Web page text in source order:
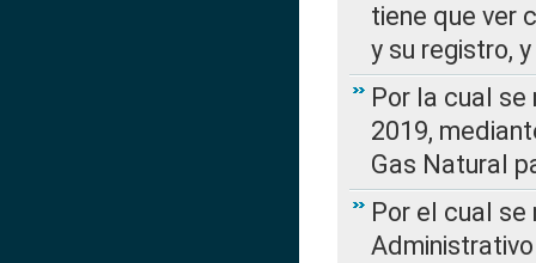
tiene que ver
y su registro,
Por la cual
2019,
Gas Natural
Por el cual